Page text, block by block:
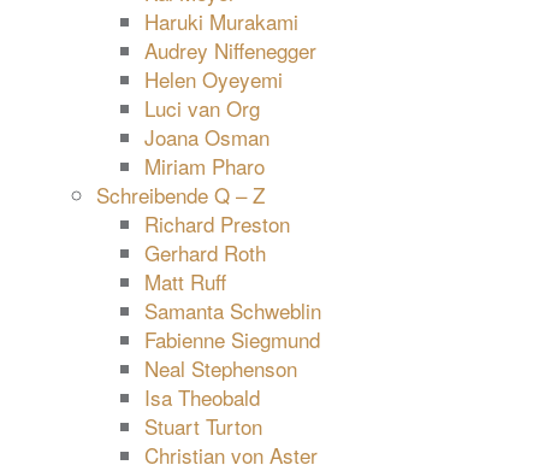
Haruki Murakami
Audrey Niffenegger
Helen Oyeyemi
Luci van Org
Joana Osman
Miriam Pharo
Schreibende Q – Z
Richard Preston
Gerhard Roth
Matt Ruff
Samanta Schweblin
Fabienne Siegmund
Neal Stephenson
Isa Theobald
Stuart Turton
Christian von Aster